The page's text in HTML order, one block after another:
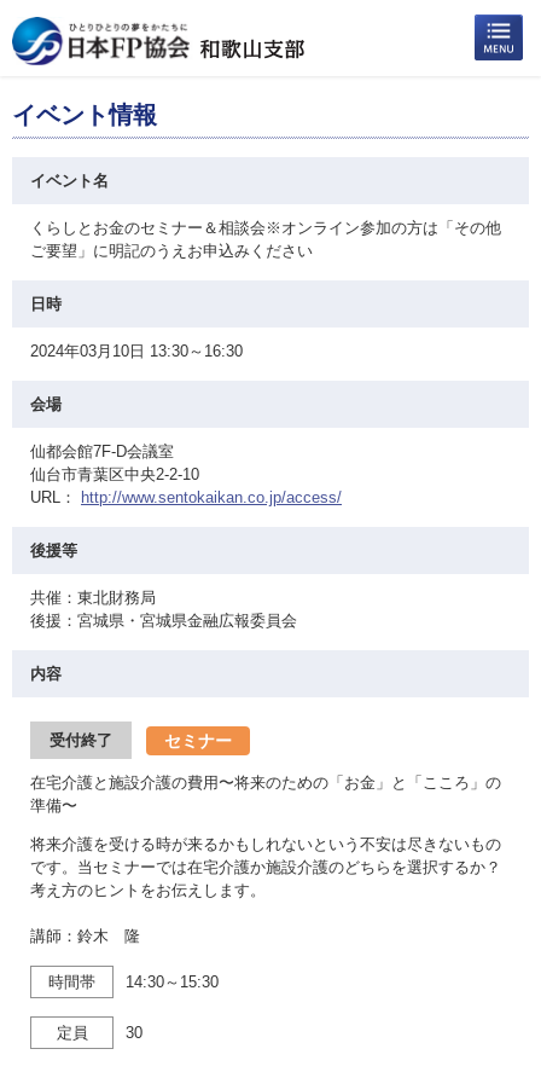
イベント情報
イベント名
くらしとお金のセミナー＆相談会※オンライン参加の方は「その他
ご要望」に明記のうえお申込みください
日時
2024年03月10日 13:30～16:30
会場
仙都会館7F-D会議室
仙台市青葉区中央2-2-10
URL：
http://www.sentokaikan.co.jp/access/
後援等
共催：東北財務局
後援：宮城県・宮城県金融広報委員会
内容
受付終了 セミナー
在宅介護と施設介護の費用〜将来のための「お金」と「こころ」の
準備〜
将来介護を受ける時が来るかもしれないという不安は尽きないもの
です。当セミナーでは在宅介護か施設介護のどちらを選択するか？
考え方のヒントをお伝えします。
講師：鈴木 隆
時間帯 14:30～15:30
定員 30